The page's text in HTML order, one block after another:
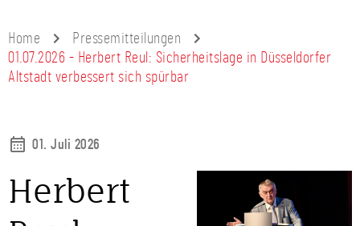
Home
Pressemitteilungen
01.07.2026 - Herbert Reul: Sicherheitslage in Düsseldorfer
Altstadt verbessert sich spürbar
01. Juli 2026
Herbert